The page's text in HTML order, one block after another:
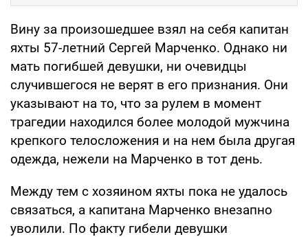
Вину за произошедшее взял на себя капитан
яхты 57-летний Сергей Марченко. Однако ни
мать погибшей девушки, ни очевидцы
случившегося не верят в его признания. Они
указывают на то, что за рулем в момент
трагедии находился более молодой мужчина
крепкого телосложения и на нем была другая
одежда, нежели на Марченко в тот день.
Между тем с хозяином яхты пока не удалось
связаться, а капитана Марченко внезапно
уволили. По факту гибели девушки